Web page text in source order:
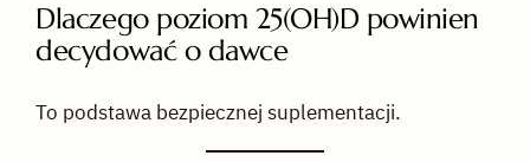
Dlaczego poziom 25(OH)D powinien
decydować o dawce
To podstawa bezpiecznej suplementacji.